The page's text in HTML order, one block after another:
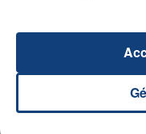
INCENDIE
SON BÉBÉ
Un homme s'est
aspergé sa